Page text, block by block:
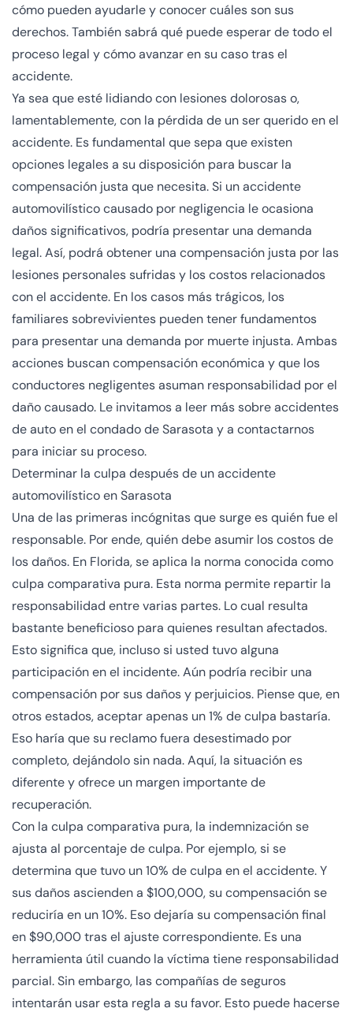
cómo pueden ayudarle y conocer cuáles son sus
derechos. También sabrá qué puede esperar de todo el
proceso legal y cómo avanzar en su caso tras el
accidente.
Ya sea que esté lidiando con lesiones dolorosas o,
lamentablemente, con la pérdida de un ser querido en el
accidente. Es fundamental que sepa que existen
opciones legales a su disposición para buscar la
compensación justa que necesita. Si un accidente
automovilístico causado por negligencia le ocasiona
daños significativos, podría presentar una demanda
legal. Así, podrá obtener una compensación justa por las
lesiones personales sufridas y los costos relacionados
con el accidente. En los casos más trágicos, los
familiares sobrevivientes pueden tener fundamentos
para presentar una demanda por muerte injusta. Ambas
acciones buscan compensación económica y que los
conductores negligentes asuman responsabilidad por el
daño causado. Le invitamos a leer más sobre accidentes
de auto en el condado de Sarasota y a contactarnos
para iniciar su proceso.
Determinar la culpa después de un accidente
automovilístico en Sarasota
Una de las primeras incógnitas que surge es quién fue el
responsable. Por ende, quién debe asumir los costos de
los daños. En Florida, se aplica la norma conocida como
culpa comparativa pura. Esta norma permite repartir la
responsabilidad entre varias partes. Lo cual resulta
bastante beneficioso para quienes resultan afectados.
Esto significa que, incluso si usted tuvo alguna
participación en el incidente. Aún podría recibir una
compensación por sus daños y perjuicios. Piense que, en
otros estados, aceptar apenas un 1% de culpa bastaría.
Eso haría que su reclamo fuera desestimado por
completo, dejándolo sin nada. Aquí, la situación es
diferente y ofrece un margen importante de
recuperación.
Con la culpa comparativa pura, la indemnización se
ajusta al porcentaje de culpa. Por ejemplo, si se
determina que tuvo un 10% de culpa en el accidente. Y
sus daños ascienden a $100,000, su compensación se
reduciría en un 10%. Eso dejaría su compensación final
en $90,000 tras el ajuste correspondiente. Es una
herramienta útil cuando la víctima tiene responsabilidad
parcial. Sin embargo, las compañías de seguros
intentarán usar esta regla a su favor. Esto puede hacerse